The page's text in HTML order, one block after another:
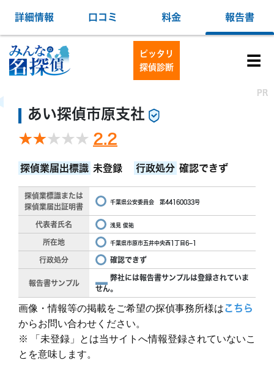
詳細情報 口コミ 料金 報告書
ピッタリ
探偵診断
☰
あい探偵市原支社
2.2
探偵業届出標識 未登録 行政処分 確認できず
探偵業標識または
探偵業届出証明書
千葉県公安委員会 第44160033号
代表者氏名 浅見 俊祐
所在地 千葉県市原市五井中央西1丁目6−1
行政処分 確認できず
報告書サンプル
弊社には報告書サンプルは登録されていま
せん。
画像・情報等の掲載をご希望の探偵事務所様はこちら
からお問い合わせください。
※ 「未登録」とは当サイトへ情報登録されていないこ
とを意味します。
PR
PR